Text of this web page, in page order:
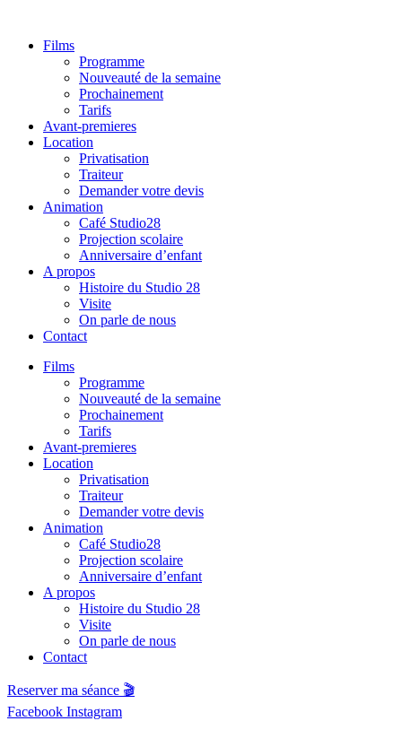
contenuFilms
Programme
Nouveauté de la semaine
Prochainement
Tarifs
Avant-premieres
Location
Privatisation
Traiteur
Demander votre devis
Animation
Café Studio28
Projection scolaire
Anniversaire d’enfant
A propos
Histoire du Studio 28
Visite
On parle de nous
Contact
Films
Programme
Nouveauté de la semaine
Prochainement
Tarifs
Avant-premieres
Location
Privatisation
Traiteur
Demander votre devis
Animation
Café Studio28
Projection scolaire
Anniversaire d’enfant
A propos
Histoire du Studio 28
Visite
On parle de nous
Contact
Reserver ma séance 🎬
Facebook Instagram